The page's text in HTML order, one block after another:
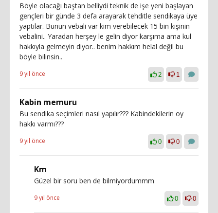
Böyle olacağı baştan belliydi teknik de işe yeni başlayan
gençleri bir günde 3 defa arayarak tehditle sendikaya üye
yaptılar. Bunun vebali var kim verebilecek 15 bin kişinin
vebalini.. Yaradan herşey le gelin diyor karşıma ama kul
hakkıyla gelmeyin diyor.. benim hakkım helal değil bu
böyle bilinsin..
9 yıl önce 2 1
Kabin memuru
Bu sendika seçimleri nasıl yapılır??? Kabindekilerin oy
hakkı varmı???
9 yıl önce 0 0
Km
Güzel bir soru ben de bilmiyordummm
9 yıl önce 0 0